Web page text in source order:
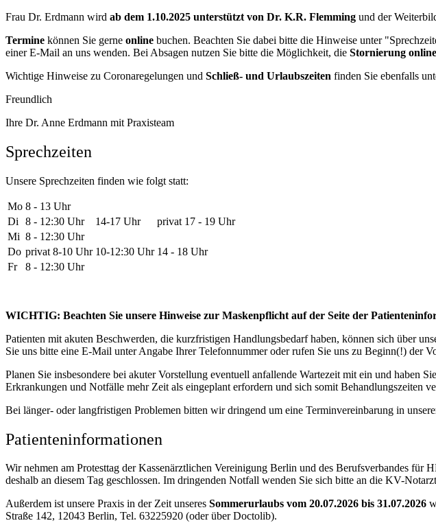
Frau Dr. Erdmann wird ab dem 1.10.2025 unterstützt von Dr. K.R. Flemming und der
Termine können Sie gerne online buchen. Beachten Sie dabei bitte die Hinweise unter
einer E-Mail an uns wenden. Bei Absagen nutzen Sie bitte die Möglichkeit, die Stornierung online
Wichtige Hinweise zu Coronaregelungen und Schließ- und Urlaubszeiten finden Sie ebenfalls
Freundlich
Ihre Dr. Anne Erdmann mit Praxisteam
Sprechzeiten
Unsere Sprechzeiten finden wie folgt statt:
Mo 8 - 13 Uhr
Di
8 - 12:30 Uhr 14-17 Uhr
privat 17 - 19 Uhr
Mi 8 - 12:30 Uhr
Do privat 8-10 Uhr 10-12:30 Uhr 14 - 18 Uhr
Fr
8 - 12:30 Uhr
WICHTIG: Beachten Sie unsere Hinweise zur Maskenpflicht auf der Seite der
Patienten mit akuten Beschwerden, die kurzfristigen Handlungsbedarf haben, können sich über
Sie uns bitte eine E-Mail unter Angabe Ihrer Telefonnummer oder rufen Sie uns zu Beginn(!) der
Planen Sie insbesondere bei akuter Vorstellung eventuell anfallende Wartezeit mit ein und haben
Erkrankungen und Notfälle mehr Zeit als eingeplant erfordern und sich somit Behandlungszeiten
Bei länger- oder langfristigen Problemen bitten wir dringend um eine Terminvereinbarung in
Patienteninformationen
Wir nehmen am Protesttag der Kassenärztlichen Vereinigung Berlin und des Berufsverbandes
deshalb an diesem Tag geschlossen. Im dringenden Notfall wenden Sie sich bitte an die KV-
Außerdem ist unsere Praxis in der Zeit unseres Sommerurlaubs vom 20.07.2026 bis 31.07.2026
Straße 142, 12043 Berlin, Tel. 63225920 (oder über Doctolib).